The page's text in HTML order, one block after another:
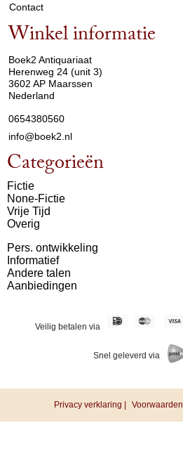
Contact
Winkel informatie
Boek2 Antiquariaat
Herenweg 24 (unit 3)
3602 AP Maarssen
Nederland
0654380560
info@boek2.nl
Categorieën
Fictie
None-Fictie
Vrije Tijd
Overig
Pers. ontwikkeling
Informatief
Andere talen
Aanbiedingen
Veilig betalen via
Snel geleverd via
Privacy verklaring | Voorwaarden |